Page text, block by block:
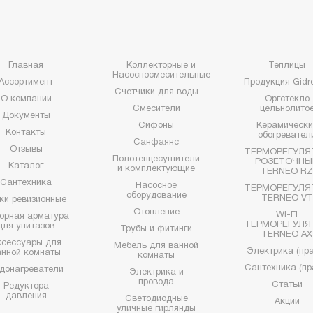
Главная
О компании
Документы
Контакты
Отзывы
Каталог
Сантехника
ревизионные
арматура
унитазов
для
комнаты
Редуктора
давления
Коллекторные и
Насосносмесительные
Счетчики для воды
Смесители
Сифоны
Санфаянс
Полотенцесушители
и комплектующие
Насосное
оборудование
Отопление
Трубы и фитинги
Мебель для ванной
комнаты
Электрика и
провода
Светодиодные
уличные гирлянды
Теплицы
Продукция
Оргстекло
TERNEO RZ
TERNEO VT
WI-FI
TERNEO AX
Электрика
Сантехника
Статьи
Акции